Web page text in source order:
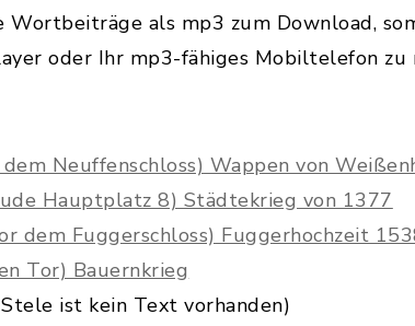
Wortbeiträge als mp3 zum Download,
oder Ihr mp3-fähiges Mobiltelefon zu
Neuffenschloss) Wappen von
Hauptplatz 8) Städtekrieg von 1377
dem Fuggerschloss) Fuggerhochzeit
Tor) Bauernkrieg
ist kein Text vorhanden)